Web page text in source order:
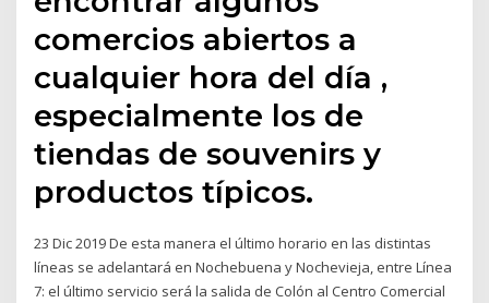
comercios abiertos a
cualquier hora del día ,
especialmente los de
tiendas de souvenirs y
productos típicos.
23 Dic 2019 De esta manera el último horario en las distintas
líneas se adelantará en Nochebuena y Nochevieja, entre Línea
7: el último servicio será la salida de Colón al Centro Comercial